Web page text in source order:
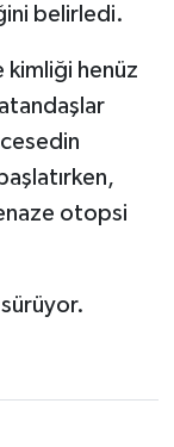
belirledi.
henüz
otopsi